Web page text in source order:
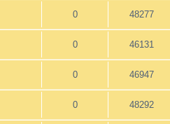
0 48277
0 46131
0 46947
0 48292